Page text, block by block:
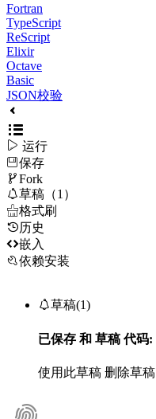
Fortran
TypeScript
ReScript
Elixir
Octave
Basic
JSON校验
 运行
保存
Fork
草稿（1）
格式刷
历史
嵌入
依赖安装
草稿(1)
已保存 和 草稿代码:
使用此草稿 删除草稿